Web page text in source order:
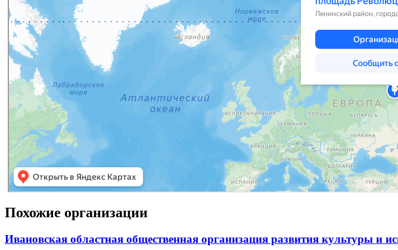
Похожие организации
Ивановская областная общественная организация развития культуры и